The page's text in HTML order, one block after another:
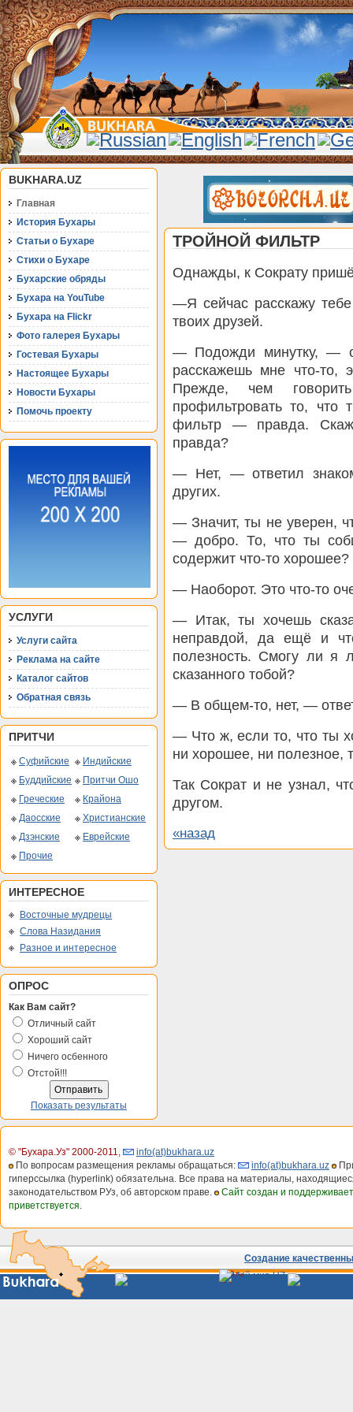
BUKHARA.UZ
Главная
История Бухары
Статьи о Бухаре
Стихи о Бухаре
Бухарские обряды
Бухара на YouTube
Бухара на Flickr
Фото галерея Бухары
Гостевая Бухары
Настоящее Бухары
Новости Бухары
Помочь проекту
УСЛУГИ
Услуги сайта
Реклама на сайте
Каталог сайтов
Обратная связь
ПРИТЧИ
Суфийские
Индийские
Буддийские
Притчи Ошо
Греческие
Крайона
Даосские
Христианские
Дзэнские
Еврейские
Прочие
ИНТЕРЕСНОЕ
Восточные мудрецы
Слова Назидания
Разное и интересное
ОПРОС
Как Вам сайт?
Отличный сайт
Хороший сайт
Ничего осбенного
Отстой!!!
Показать результаты
ТРОЙНОЙ ФИЛЬТР
Однажды, к Сократу
—Я сейчас расскажу
твоих друзей.
— Подожди минутку, —
расскажешь мне что-то,
Прежде, чем
профильтровать то, что
фильтр — правда.
правда?
— Нет, — ответил
других.
— Значит, ты не уверен,
— добро. То, что ты
содержит что-то хорошее?
— Наоборот. Это что-то
— Итак, ты хочешь
неправдой, да ещё и
полезность. Смогу ли я
сказанного тобой?
— В общем-то, нет, —
— Что ж, если то, что ты
ни хорошее, ни полезное,
Так Сократ и не узнал,
другом.
«назад
© "Бухара.Уз" 2000-2011,
info(at)bukhara.uz
По вопросам размещения рекламы обращаться:
info(at)bukhara.uz
гиперссылка (hyperlink) обязательна. Все права на материалы,
законодательством РУз, об авторском праве.
Сайт создан и
приветствуется.
Создание
Сайты
Узбекистана